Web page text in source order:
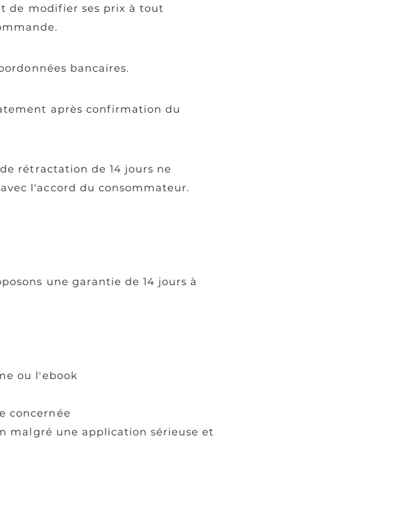
de modifier ses prix à tout
bancaires.
après confirmation du
rétractation de 14 jours ne
l'accord du consommateur.
une garantie de 14 jours à
ou l'ebook
concernée
malgré une application sérieuse et